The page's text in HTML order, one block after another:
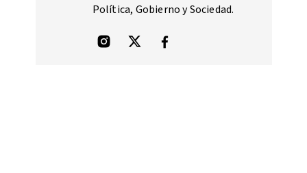
Política, Gobierno y Sociedad.